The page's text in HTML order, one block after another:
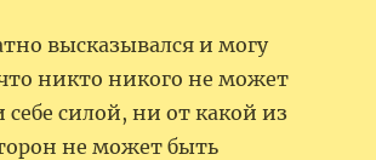
высказывался и могу
никто никого не может
себе силой, ни от какой из
не может быть